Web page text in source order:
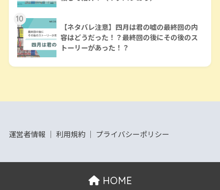
10
【ネタバレ注意】四月は君の嘘の最終回の内
容はどうだった！？最終回の後にその後のス
トーリーがあった！？
運営者情報 │ 利用規約│ プライバシーポリシー
HOME